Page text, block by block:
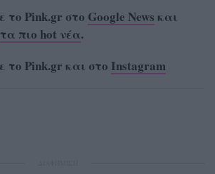
το Pink.gr στο Google News και
τα πιο hot νέα.
το Pink.gr και στο Instagram